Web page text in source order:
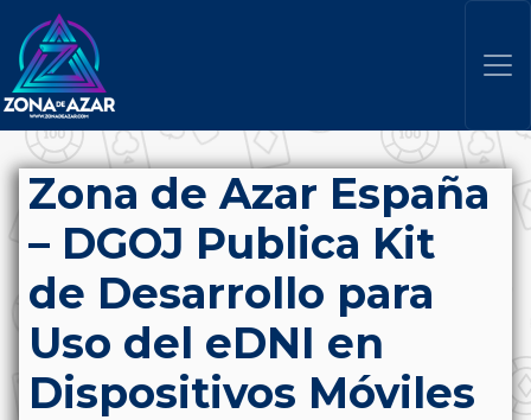
Zona de Azar España
– DGOJ Publica Kit
de Desarrollo para
Uso del eDNI en
Dispositivos Móviles